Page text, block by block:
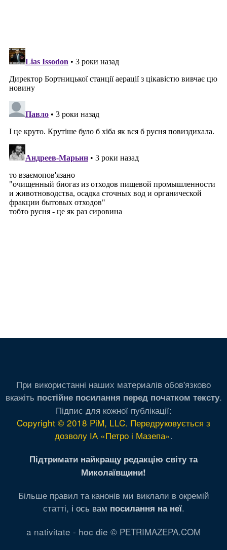
При використанні наших материалів обов'язково
вкажіть постійне посилання перед початком тексту.
Підпис для кожної публікації:
Copyright © 2018 PiM, LLC. Передруковується з
дозволу ІА «Петро і Мазепа».
Підтримати найкращу редакцію світу та
Миколаївщини!
Більше правил та канонів ми виклали в окремій
статті, і ось вам посилання на неї.
a nativitate - hoc die © PETRIMAZEPA.COM